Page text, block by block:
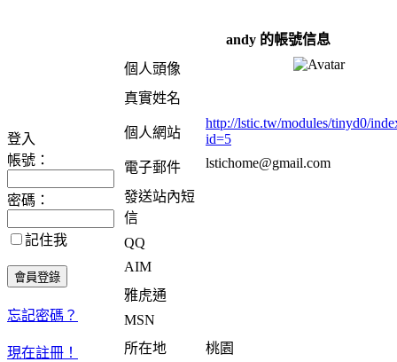
登入
帳號：
密碼：
記住我
忘記密碼？
現在註冊！
andy 的帳號信息
個人頭像
真實姓名
個人網站
http://lstic.tw/modules/tinyd0/
id=5
電子郵件
lstichome@gmail.com
發送站內短
信
QQ
AIM
雅虎通
MSN
所在地
桃園